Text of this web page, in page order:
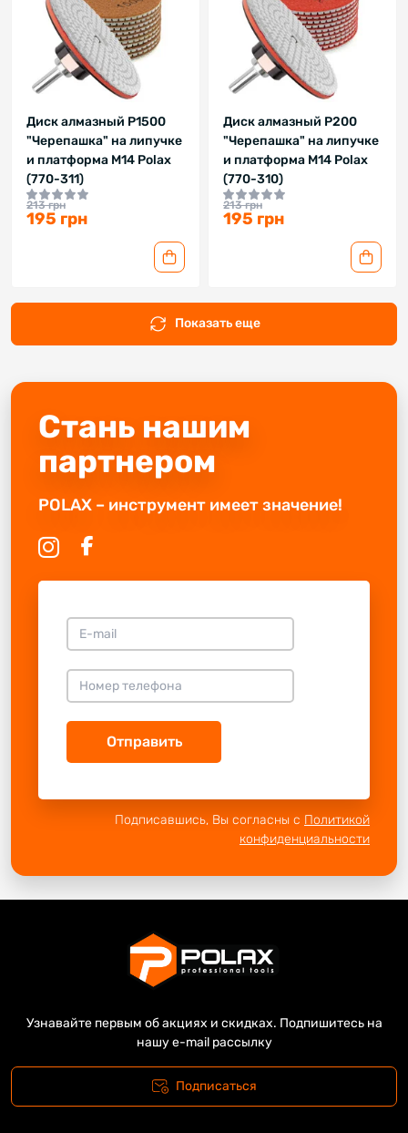
Диск алмазный P1500
"Черепашка" на липучке
и платформа M14 Polax
(770-311)
213 грн
195 грн
Диск алмазный P200
"Черепашка" на липучке
и платформа M14 Polax
(770-310)
213 грн
195 грн
Показать еще
Стань нашим
партнером
POLAX – инструмент имеет значение!
Отправить
Подписавшись, Вы согласны с Политикой
конфиденциальности
Узнавайте первым об акциях и скидках. Подпишитесь на
нашу e-mail рассылку
Подписаться